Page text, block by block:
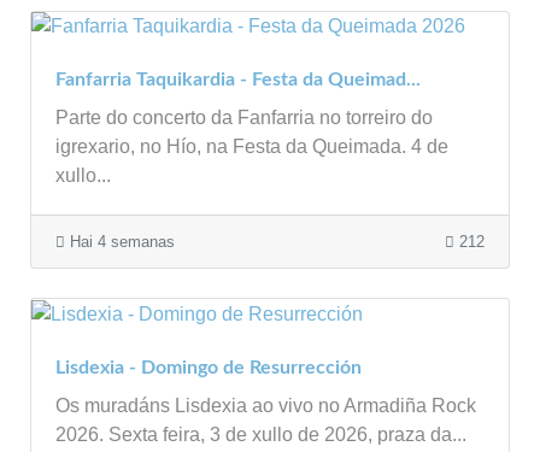
Fanfarria Taquikardia - Festa da Queimad...
Parte do concerto da Fanfarria no torreiro do
igrexario, no Hío, na Festa da Queimada. 4 de
xullo...
Hai 4 semanas 212
Lisdexia - Domingo de Resurrección
Os muradáns Lisdexia ao vivo no Armadiña Rock
2026. Sexta feira, 3 de xullo de 2026, praza da...